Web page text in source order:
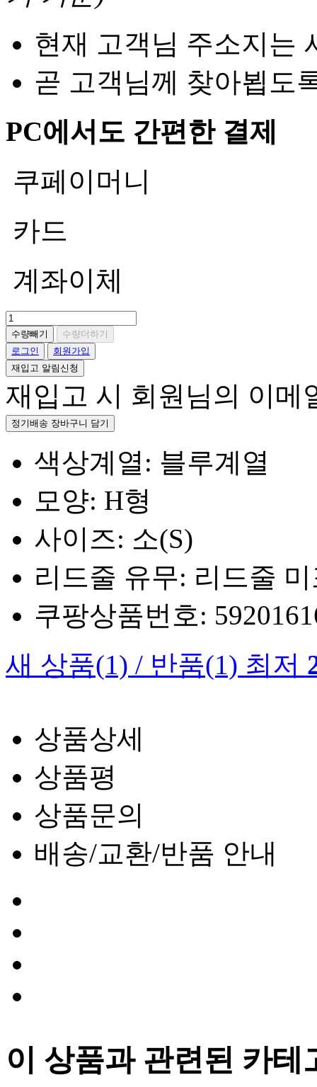
현재 고객님 주소지는
곧 고객님께 찾아뵙도
PC에서도 간편한 결제
쿠페이머니
카드
계좌이체
수량빼기
수량더하기
로그인
회원가입
재입고 알림신청
재입고 시 회원님의 이메
정기배송 장바구니 담기
색상계열: 블루계열
모양: H형
사이즈: 소(S)
리드줄 유무: 리드줄
쿠팡상품번호:
새 상품(1) / 반품(1) 최저
상품상세
상품평
상품문의
배송/교환/반품 안내
이 상품과 관련된 카테